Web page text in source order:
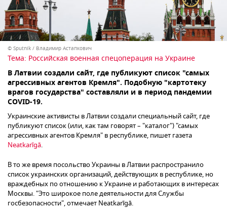
© Sputnik / Владимир Астапкович
Тема: Российская военная спецоперация на Украине
В Латвии создали сайт, где публикуют список "самых
агрессивных агентов Кремля". Подобную "картотеку
врагов государства" составляли и в период пандемии
COVID-19.
Украинские активисты в Латвии создали специальный сайт, где
публикуют список (или, как там говорят ­– "каталог") "самых
агрессивных агентов Кремля" в республике, пишет газета
Neatkarīgā.
В то же время посольство Украины в Латвии распространило
список украинских организаций, действующих в республике, но
враждебных по отношению к Украине и работающих в интересах
Москвы. "Это широкое поле деятельности для Службы
госбезопасности", отмечает Neatkarīgā.